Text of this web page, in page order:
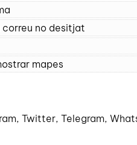
no desitjat
mapes
Twitter, Telegram,